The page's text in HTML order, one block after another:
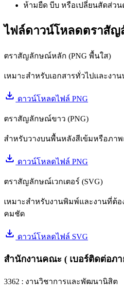
ห้ามยืด บีบ หรือเปลี่ยนสัดส่ว
ไฟล์ดาวน์โหลดตราสั
ตราสัญลักษณ์หลัก (PNG พื้นใส)
เหมาะสำหรับเอกสารทั่วไปและงา
download ดาวน์โหลดไฟล์ PNG
ตราสัญลักษณ์ขาว (PNG)
สำหรับวางบนพื้นหลังสีเข้มหรือภาพ
download ดาวน์โหลดไฟล์ PNG
ตราสัญลักษณ์เวกเตอร์ (SVG)
เหมาะสำหรับงานพิมพ์และงานที่ต้อ
คมชัด
download ดาวน์โหลดไฟล์ SVG
สำนักงานคณะ ( เบอร์ติดต่อภา
3362 : งานวิชาการและพัฒนานิสิต